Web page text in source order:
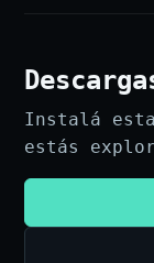
Instalá
estás